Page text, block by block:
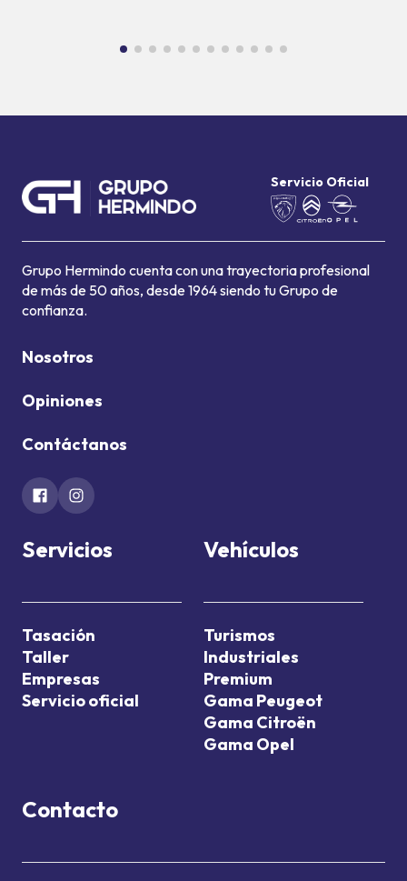
Servicio Oficial
Grupo Hermindo cuenta con una trayectoria profesional
de más de 50 años, desde 1964 siendo tu Grupo de
confianza.
Nosotros
Opiniones
Contáctanos
Servicios
Tasación
Taller
Empresas
Servicio oficial
Vehículos
Turismos
Industriales
Premium
Gama Peugeot
Gama Citroën
Gama Opel
Contacto